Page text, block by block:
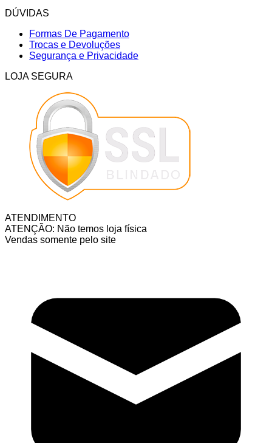
DÚVIDAS
Formas De Pagamento
Trocas e Devoluções
Segurança e Privacidade
LOJA SEGURA
ATENDIMENTO
ATENÇÃO: Não temos loja física
Vendas somente pelo site